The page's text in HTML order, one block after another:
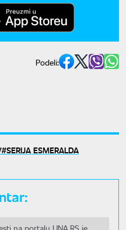
Podeli:
SERIJA ESMERALDA